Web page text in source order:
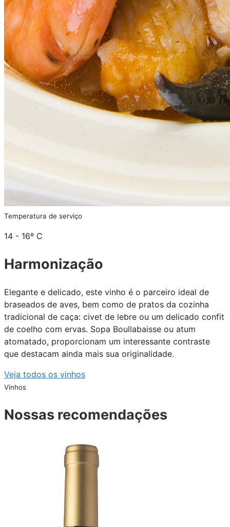
Temperatura de serviço
14 - 16º C
Harmonização
Elegante e delicado, este vinho é o parceiro ideal de
braseados de aves, bem como de pratos da cozinha
tradicional de caça: civet de lebre ou um delicado confit
de coelho com ervas. Sopa Boullabaisse ou atum
atomatado, proporcionam um interessante contraste
que destacam ainda mais sua originalidade.
Veja todos os vinhos
Vinhos
Nossas recomendações